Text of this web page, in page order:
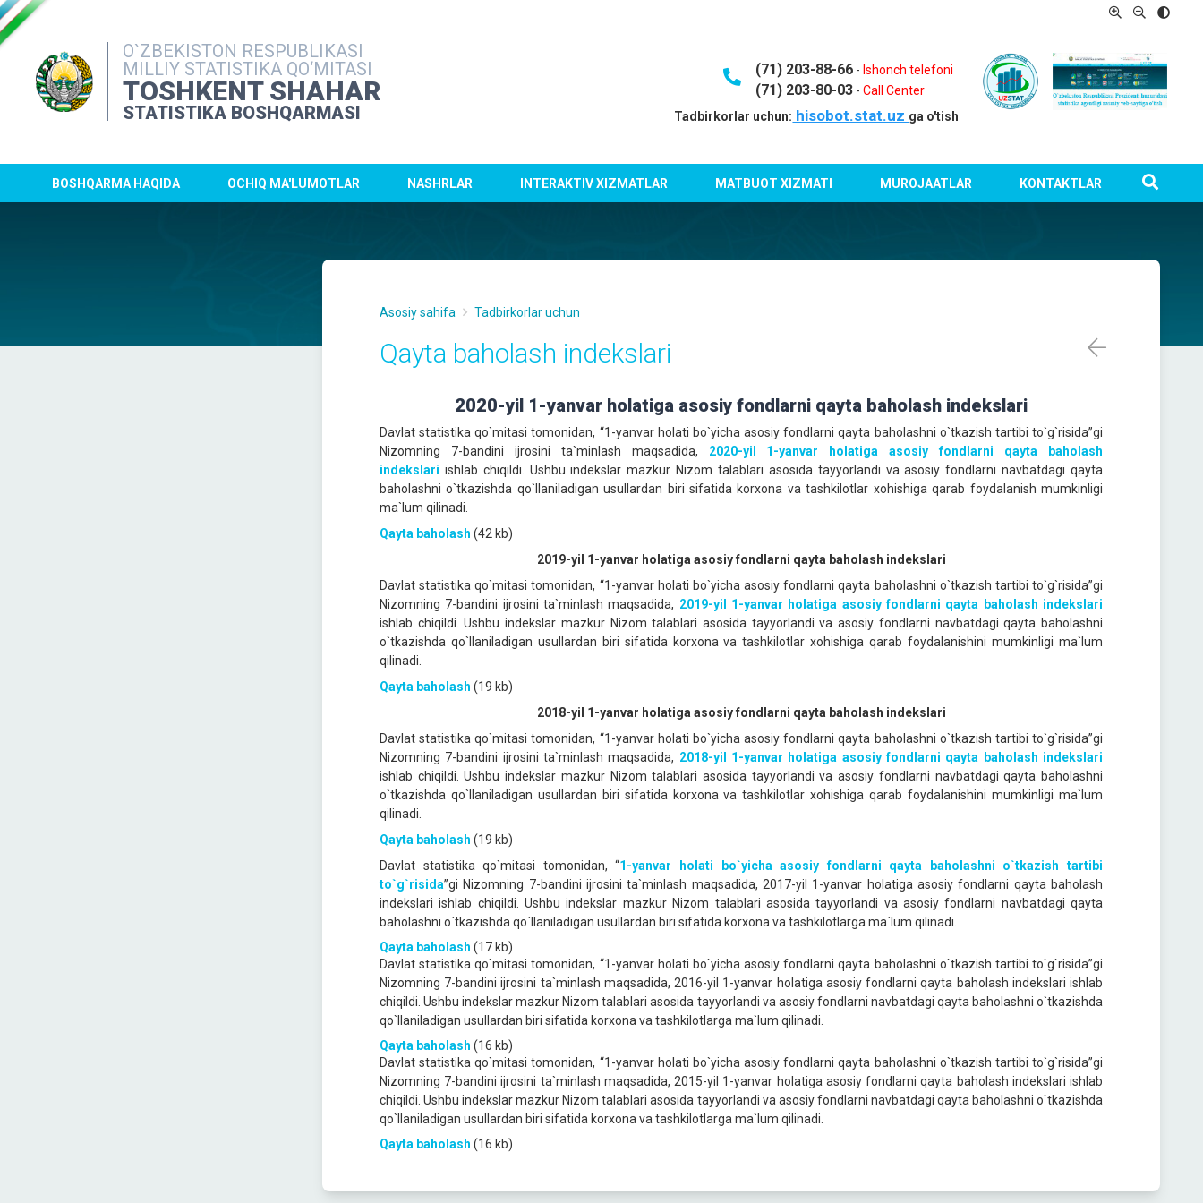
O`ZBEKISTON RESPUBLIKASI
MILLIY STATISTIKA QO‘MITASI
TOSHKENT SHAHAR
STATISTIKA BOSHQARMASI
(71) 203-88-66 - Ishonch telefoni
(71) 203-80-03 -Call Center
Tadbirkorlar uchun: hisobot.stat.uz ga o'tish
BOSHQARMA HAQIDA OCHIQ MA'LUMOTLAR NASHRLAR INTERAKTIV XIZMATLAR MATBUOT XIZMATI MUROJAATLAR KONTAKTLAR
Asosiy sahifa Tadbirkorlar uchun
Qayta baholash indekslari
2020-yil 1-yanvar holatiga asosiy fondlarni qayta baholash indekslari
Davlat statistika qo`mitasi tomonidan, “1-yanvar holati bo`yicha asosiy fondlarni qayta baholashni o`tkazish tartibi to`g`risida”gi
Nizomning 7-bandini ijrosini ta`minlash maqsadida, 2020-yil 1-yanvar holatiga asosiy fondlarni qayta baholash
indekslari ishlab chiqildi. Ushbu indekslar mazkur Nizom talablari asosida tayyorlandi va asosiy fondlarni navbatdagi qayta
baholashni o`tkazishda qo`llaniladigan usullardan biri sifatida korxona va tashkilotlar xohishiga qarab foydalanish mumkinligi
ma`lum qilinadi.
Qayta baholash (42 kb)
2019-yil 1-yanvar holatiga asosiy fondlarni qayta baholash indekslari
Davlat statistika qo`mitasi tomonidan, “1-yanvar holati bo`yicha asosiy fondlarni qayta baholashni o`tkazish tartibi to`g`risida”gi
Nizomning 7-bandini ijrosini ta`minlash maqsadida, 2019-yil 1-yanvar holatiga asosiy fondlarni qayta baholash indekslari
ishlab chiqildi. Ushbu indekslar mazkur Nizom talablari asosida tayyorlandi va asosiy fondlarni navbatdagi qayta baholashni
o`tkazishda qo`llaniladigan usullardan biri sifatida korxona va tashkilotlar xohishiga qarab foydalanishini mumkinligi ma`lum
qilinadi.
Qayta baholash (19 kb)
2018-yil 1-yanvar holatiga asosiy fondlarni qayta baholash indekslari
Davlat statistika qo`mitasi tomonidan, “1-yanvar holati bo`yicha asosiy fondlarni qayta baholashni o`tkazish tartibi to`g`risida”gi
Nizomning 7-bandini ijrosini ta`minlash maqsadida, 2018-yil 1-yanvar holatiga asosiy fondlarni qayta baholash indekslari
ishlab chiqildi. Ushbu indekslar mazkur Nizom talablari asosida tayyorlandi va asosiy fondlarni navbatdagi qayta baholashni
o`tkazishda qo`llaniladigan usullardan biri sifatida korxona va tashkilotlar xohishiga qarab foydalanishini mumkinligi ma`lum
qilinadi.
Qayta baholash (19 kb)
Davlat statistika qo`mitasi tomonidan, “1-yanvar holati bo`yicha asosiy fondlarni qayta baholashni o`tkazish tartibi
to`g`risida”gi Nizomning 7-bandini ijrosini ta`minlash maqsadida, 2017-yil 1-yanvar holatiga asosiy fondlarni qayta baholash
indekslari ishlab chiqildi. Ushbu indekslar mazkur Nizom talablari asosida tayyorlandi va asosiy fondlarni navbatdagi qayta
baholashni o`tkazishda qo`llaniladigan usullardan biri sifatida korxona va tashkilotlarga ma`lum qilinadi.
Qayta baholash (17 kb)
Davlat statistika qo`mitasi tomonidan, “1-yanvar holati bo`yicha asosiy fondlarni qayta baholashni o`tkazish tartibi to`g`risida”gi
Nizomning 7-bandini ijrosini ta`minlash maqsadida, 2016-yil 1-yanvar holatiga asosiy fondlarni qayta baholash indekslari ishlab
chiqildi. Ushbu indekslar mazkur Nizom talablari asosida tayyorlandi va asosiy fondlarni navbatdagi qayta baholashni o`tkazishda
qo`llaniladigan usullardan biri sifatida korxona va tashkilotlarga ma`lum qilinadi.
Qayta baholash (16 kb)
Davlat statistika qo`mitasi tomonidan, “1-yanvar holati bo`yicha asosiy fondlarni qayta baholashni o`tkazish tartibi to`g`risida”gi
Nizomning 7-bandini ijrosini ta`minlash maqsadida, 2015-yil 1-yanvar holatiga asosiy fondlarni qayta baholash indekslari ishlab
chiqildi. Ushbu indekslar mazkur Nizom talablari asosida tayyorlandi va asosiy fondlarni navbatdagi qayta baholashni o`tkazishda
qo`llaniladigan usullardan biri sifatida korxona va tashkilotlarga ma`lum qilinadi.
Qayta baholash (16 kb)